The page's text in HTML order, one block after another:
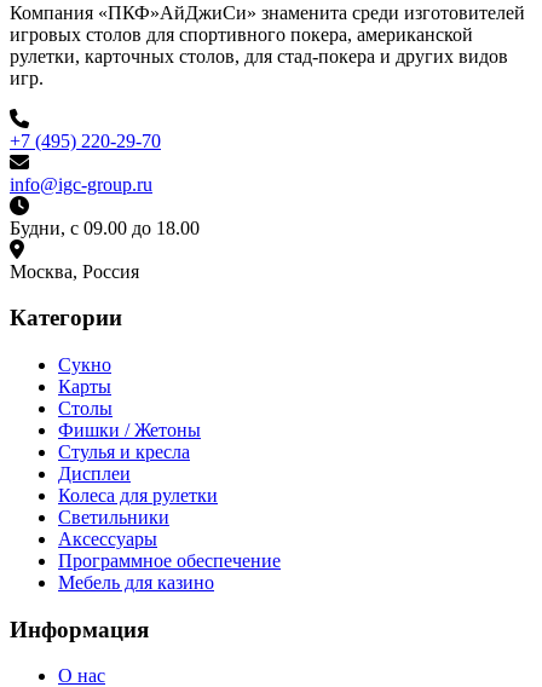
Компания «ПКФ»АйДжиСи» знаменита среди изготовителей
игровых столов для спортивного покера, американской
рулетки, карточных столов, для стад-покера и других видов
игр.
+7 (495) 220-29-70
info@igc-group.ru
Будни, с 09.00 до 18.00
Москва, Россия
Категории
Сукно
Карты
Столы
Фишки / Жетоны
Стулья и кресла
Дисплеи
Колеса для рулетки
Светильники
Аксессуары
Программное обеспечение
Мебель для казино
Информация
О нас